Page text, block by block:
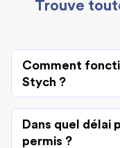
Trouve
Comment
Stych ?
Dans quel délai
permis ?